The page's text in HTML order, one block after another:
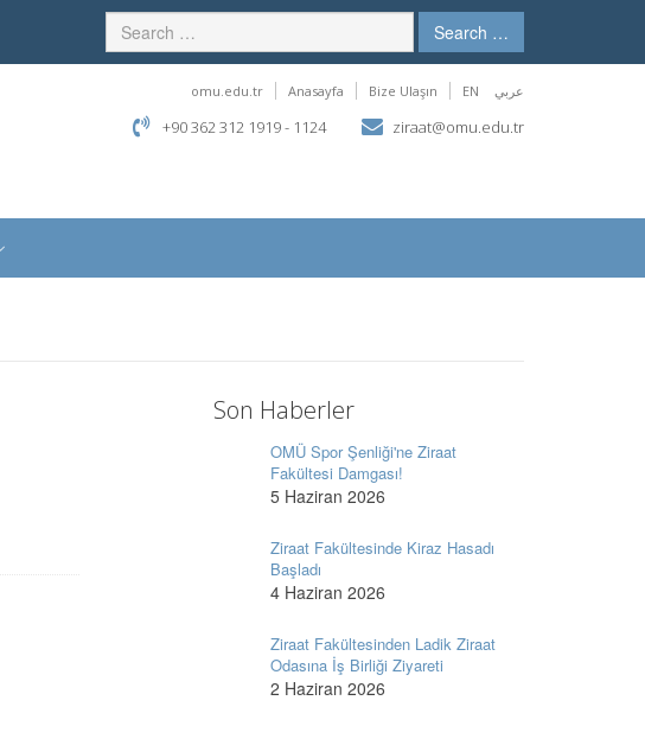
Search …
omu.edu.tr Anasayfa Bize Ulaşın EN عربي
+90 362 312 1919 - 1124 ziraat@omu.edu.tr
Son Haberler
OMÜ Spor Şenliği'ne Ziraat
Fakültesi Damgası!
5 Haziran 2026
Ziraat Fakültesinde Kiraz Hasadı
Başladı
4 Haziran 2026
Ziraat Fakültesinden Ladik Ziraat
Odasına İş Birliği Ziyareti
2 Haziran 2026